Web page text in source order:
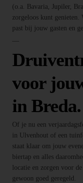
(o.a. Bavaria, Jupiler,
zorgeloos kunt
past bij jouw gasten en
—
voor
in Breda.
Of je nu een
in Ulvenhout of een
staat klaar om jouw
biertap en alles
locatie en zorgen voor
gewoon goed geregeld.